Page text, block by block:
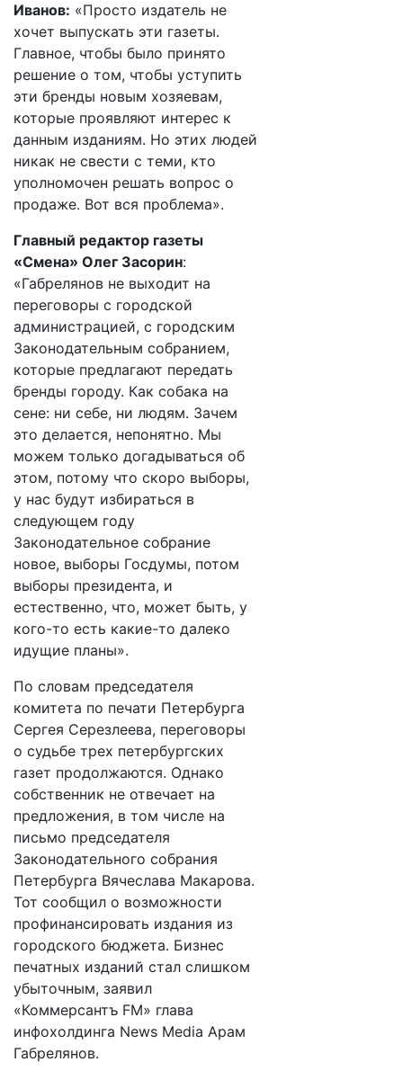
Иванов: «Просто издатель не
хочет выпускать эти газеты.
Главное, чтобы было принято
решение о том, чтобы уступить
эти бренды новым хозяевам,
которые проявляют интерес к
данным изданиям. Но этих людей
никак не свести с теми, кто
уполномочен решать вопрос о
продаже. Вот вся проблема».
Главный редактор газеты
«Смена» Олег Засорин:
«Габрелянов не выходит на
переговоры с городской
администрацией, с городским
Законодательным собранием,
которые предлагают передать
бренды городу. Как собака на
сене: ни себе, ни людям. Зачем
это делается, непонятно. Мы
можем только догадываться об
этом, потому что скоро выборы,
у нас будут избираться в
следующем году
Законодательное собрание
новое, выборы Госдумы, потом
выборы президента, и
естественно, что, может быть, у
кого-то есть какие-то далеко
идущие планы».
По словам председателя
комитета по печати Петербурга
Сергея Серезлеева, переговоры
о судьбе трех петербургских
газет продолжаются. Однако
собственник не отвечает на
предложения, в том числе на
письмо председателя
Законодательного собрания
Петербурга Вячеслава Макарова.
Тот сообщил о возможности
профинансировать издания из
городского бюджета. Бизнес
печатных изданий стал слишком
убыточным, заявил
«Коммерсантъ FM» глава
инфохолдинга News Media Арам
Габрелянов.